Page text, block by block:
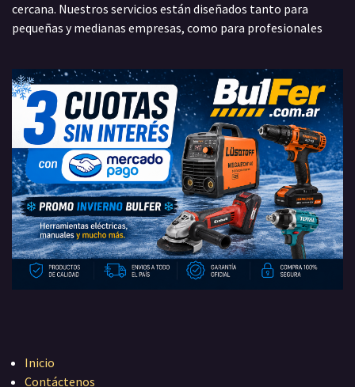
cercana. Nuestros servicios están diseñados tanto para
pequeñas y medianas empresas, como para profesionales
Inicio
Contáctenos